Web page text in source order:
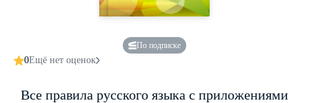
По подписке
0Ещё нет оценок
Все правила русского языка с приложениями